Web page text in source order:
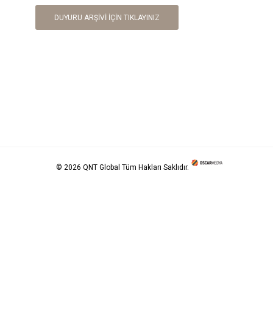
DUYURU ARŞİVİ İÇİN TIKLAYINIZ
© 2026 QNT Global Tüm Hakları Saklıdır.